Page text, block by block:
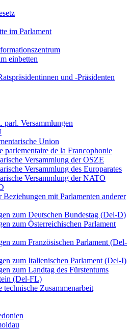
im Parlament
einbetten
und -Präsidenten
parl. Versammlungen
Union
parlementaire de la Francophonie
Versammlung der OSZE
Versammlung des Europarates
Versammlung der NATO
mit Parlamenten anderer
zum Deutschen Bundestag (Del-D)
zum Österreichischen Parlament
zum Französischen Parlament (Del-
zum Italienischen Parlament (Del-I)
zum Landtag des Fürstentums
(Del-FL)
technische Zusammenarbeit